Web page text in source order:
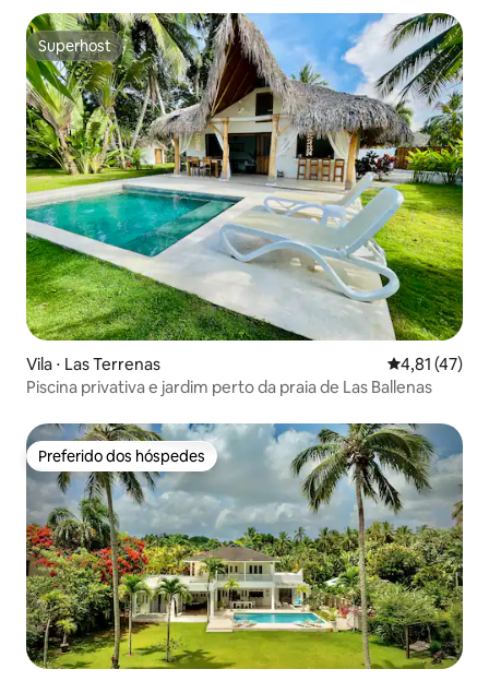
Superhost
Superhost
Vila ⋅ Las Terrenas 4,81 de uma
4,81 (47)
Piscina privativa e jardim perto da praia de Las Ballenas
Preferido dos hóspedes
Preferido dos hóspedes